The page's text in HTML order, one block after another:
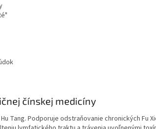
čínskej medicíny
Tang. Podporuje odstraňovanie chronických Fu